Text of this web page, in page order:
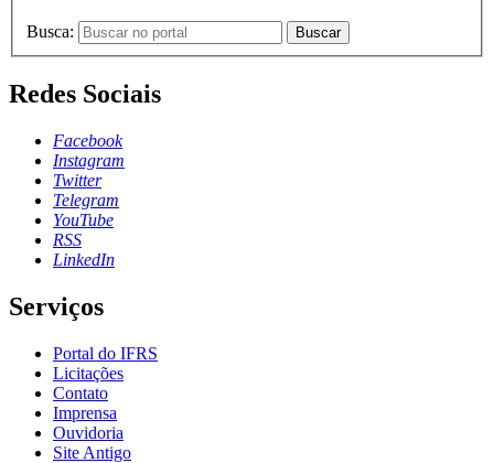
Busca: Buscar
Redes Sociais
Facebook
Instagram
Twitter
Telegram
YouTube
RSS
LinkedIn
Serviços
Portal do IFRS
Licitações
Contato
Imprensa
Ouvidoria
Site Antigo